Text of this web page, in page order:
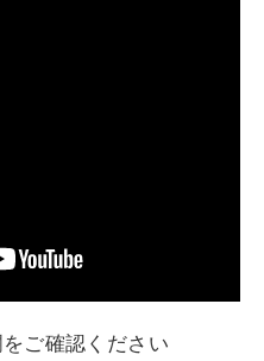
ご確認ください